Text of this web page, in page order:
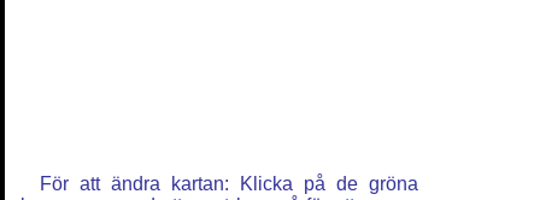
För att ändra kartan: Klicka på de gröna